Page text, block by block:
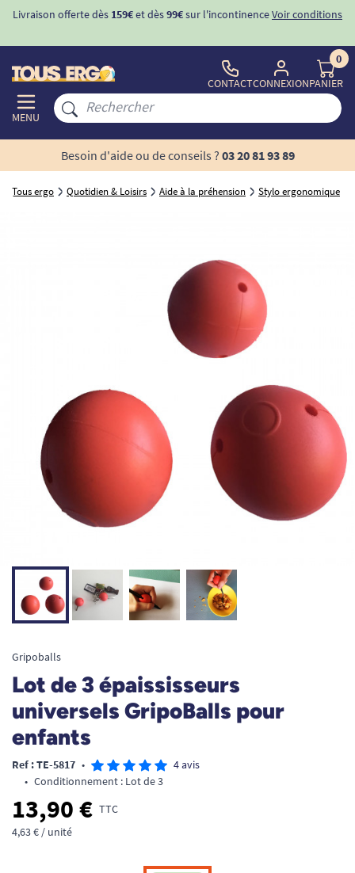
Livraison offerte dès 159€et dès99€sur l'incontinenceVoir conditions
MENU
CONTACTCONNEXION
0
PANIER
Besoin d'aide ou de conseils ? 03 20 81 93 89
Tous ergo Quotidien & Loisirs Aide à la préhension Stylo ergonomique
Gripoballs
Lot de 3 épaississeurs
universels GripoBalls pour
enfants
Ref : TE-5817 •
4 avis
• Conditionnement : Lot de 3
13,90 € TTC
4,63 € / unité